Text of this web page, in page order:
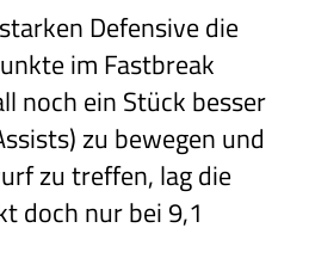
Defensive die
im Fastbreak
noch ein Stück besser
zu bewegen und
zu treffen, lag die
doch nur bei 9,1